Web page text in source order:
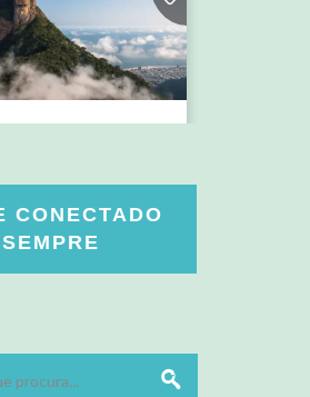
CONECTADO
SEMPRE